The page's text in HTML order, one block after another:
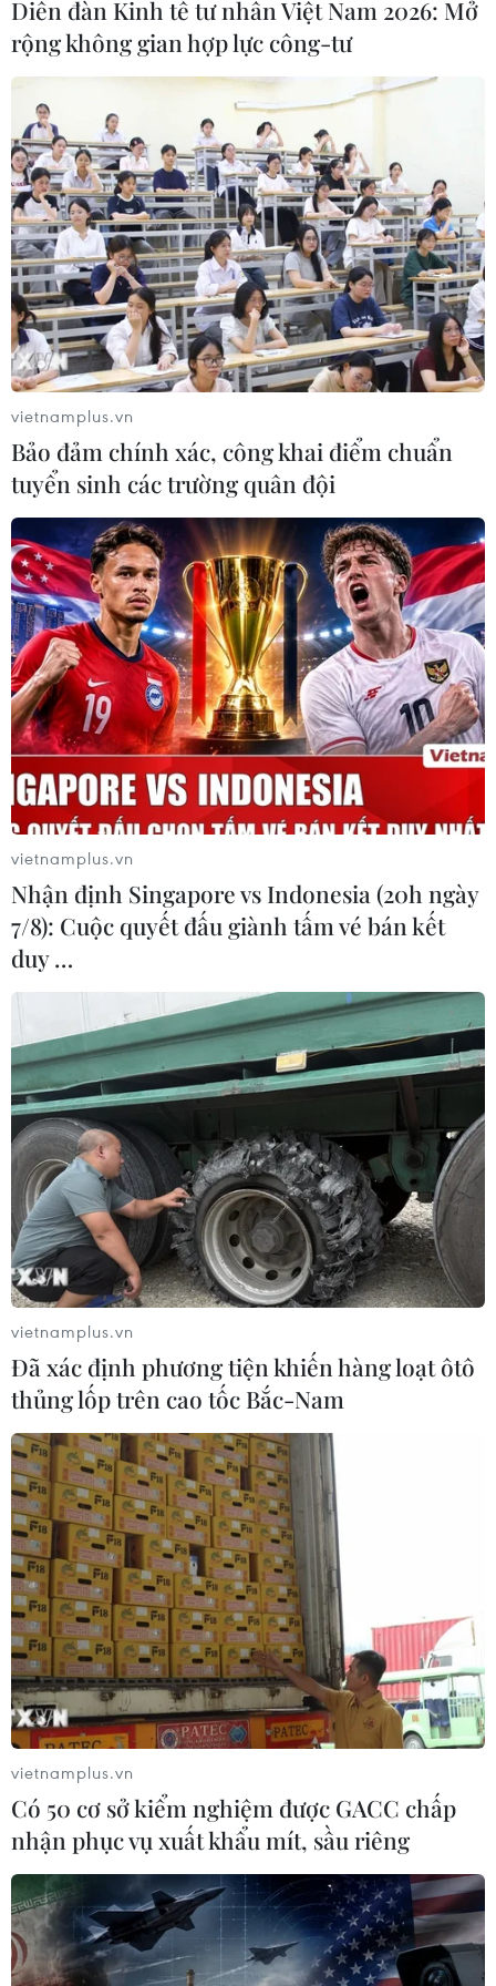
U19 Đông Nam Á.
Thắng nhẹ U19 Thái Lan, U19 Nhật giành
vé vào chung kết
11/09/2014 12:39
U19 Nhật Bản đã giành tấm vé đầu tiên vào chơi trận
chung kết giải U19 Đông Nam Á - Cúp NutiFood 2014,
sau khi có chiến thắng 2-1 trước U19 Thái Lan.
U19 Việt Nam - U19 Myanmar và
"cơn mưa bàn thắng" ở Brunei
11/09/2014 04:30
Gần ba tuần sau trận chung kết Cúp Hassanal Bolkial
2014, U19 Việt Nam lại có cơ hội tái ngộ U19 Myanmar
khi hai đội đối đầu nhau ở bán kết giải U19 Đông Nam
Á
Diễn đàn Kinh tế tư nhân Việt Nam 2026: Mở
rộng không gian hợp lực công-tư
vietnamplus.vn
Bảo đảm chính xác, công khai điểm chuẩn
tuyển sinh các trường quân đội
vietnamplus.vn
Nhận định Singapore vs Indonesia (20h ngày
7/8): Cuộc quyết đấu giành tấm vé bán kết
duy …
vietnamplus.vn
Đã xác định phương tiện khiến hàng loạt ôtô
thủng lốp trên cao tốc Bắc-Nam
vietnamplus.vn
Có 50 cơ sở kiểm nghiệm được GACC chấp
nhận phục vụ xuất khẩu mít, sầu riêng